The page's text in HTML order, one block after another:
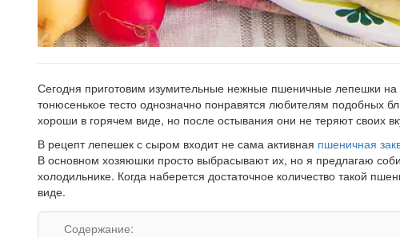
Сегодня приготовим изумительные нежные пшеничные лепешки на
тонюсенькое тесто однозначно понравятся любителям подобных
хороши в горячем виде, но после остывания они не теряют своих
В рецепт лепешек с сыром входит не сама активная пшеничная
В основном хозяюшки просто выбрасывают их, но я предлагаю
холодильнике. Когда наберется достаточное количество такой
виде.
Содержание: